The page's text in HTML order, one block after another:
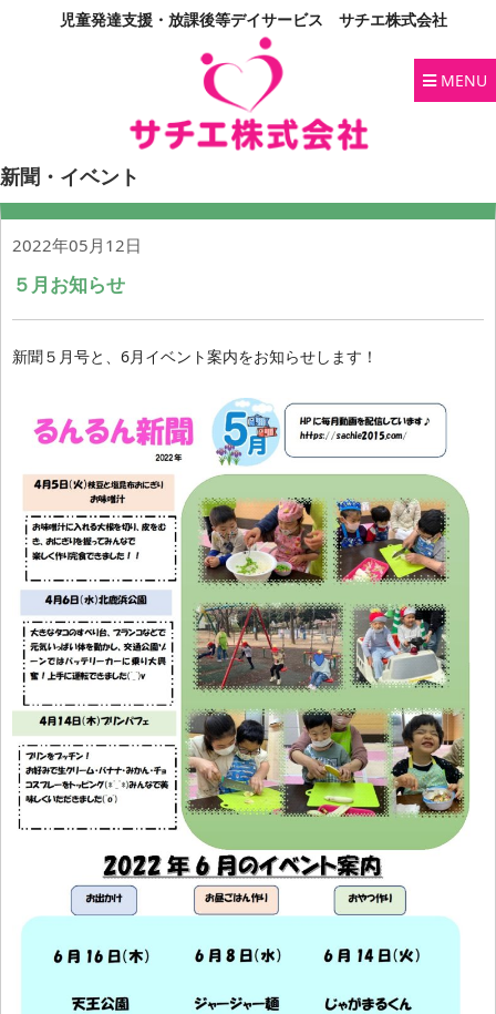
児童発達支援・放課後等デイサービス サチエ株式会社
MENU
新聞・イベント
2022年05月12日
５月お知らせ
新聞５月号と、6月イベント案内をお知らせします！